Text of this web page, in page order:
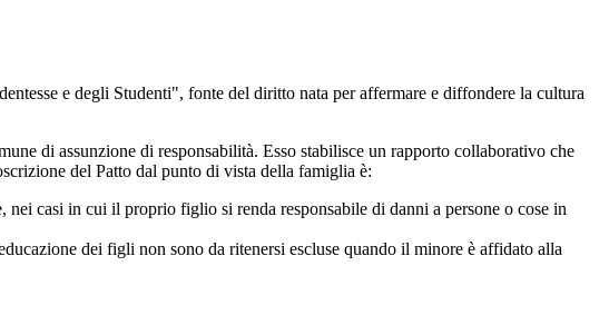
e degli Studenti", fonte del diritto nata per affermare e diffondere la cultura
di assunzione di responsabilità. Esso stabilisce un rapporto collaborativo che
del Patto dal punto di vista della famiglia è:
casi in cui il proprio figlio si renda responsabile di danni a persone o cose in
dei figli non sono da ritenersi escluse quando il minore è affidato alla